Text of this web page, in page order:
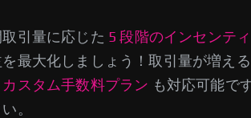
取引量に応じた 5 段階のインセンテ
最大化しましょう！取引量が増え
カスタム手数料プラン も対応可能で
。